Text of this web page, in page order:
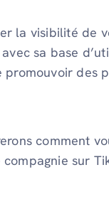
la visibilité de
sa base
des
comment
sur